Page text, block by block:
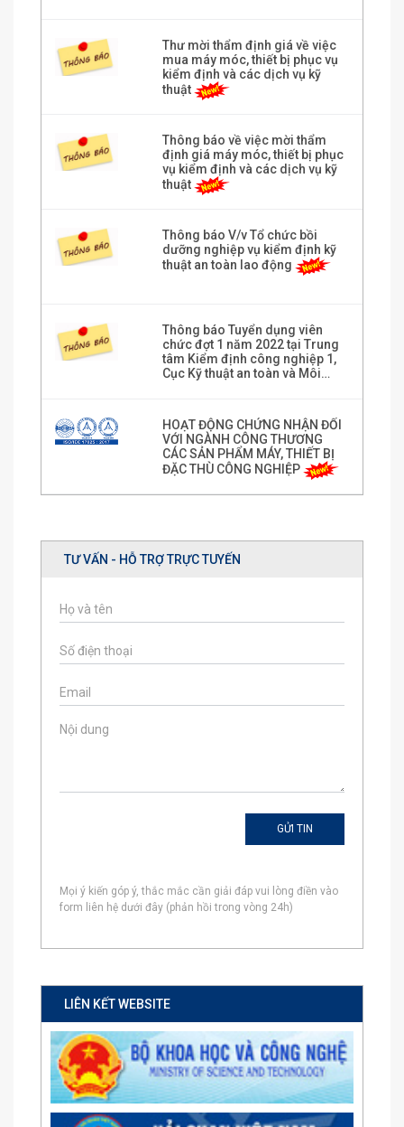
Thư mời thẩm định giá về việc
mua máy móc, thiết bị phục vụ
kiểm định và các dịch vụ kỹ
thuật
Thông báo về việc mời thẩm
định giá máy móc, thiết bị phục
vụ kiểm định và các dịch vụ kỹ
thuật
Thông báo V/v Tổ chức bồi
dưỡng nghiệp vụ kiểm định kỹ
thuật an toàn lao động
Thông báo Tuyển dụng viên
chức đợt 1 năm 2022 tại Trung
tâm Kiểm định công nghiệp 1,
Cục Kỹ thuật an toàn và Môi
HOẠT ĐỘNG CHỨNG NHẬN ĐỐI
VỚI NGÀNH CÔNG THƯƠNG
CÁC SẢN PHẨM MÁY, THIẾT BỊ
ĐẶC THÙ CÔNG NGHIỆP
TƯ VẤN - HỖ TRỢ TRỰC TUYẾN
Mọi ý kiến góp ý, thắc mắc cần giải đáp vui lòng điền vào
form liên hệ dưới đây (phản hồi trong vòng 24h)
LIÊN KẾT WEBSITE